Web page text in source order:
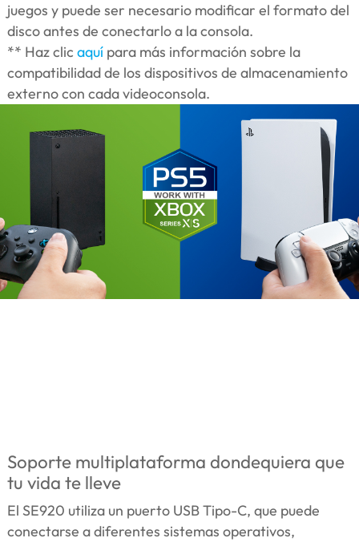
juegos y puede ser necesario modificar el formato del
disco antes de conectarlo a la consola.
** Haz clic aquípara más información sobre la
compatibilidad de los dispositivos de almacenamiento
externo con cada videoconsola.
Soporte multiplataforma dondequiera que
tu vida te lleve
El SE920 utiliza un puerto USB Tipo-C, que puede
conectarse a diferentes sistemas operativos,